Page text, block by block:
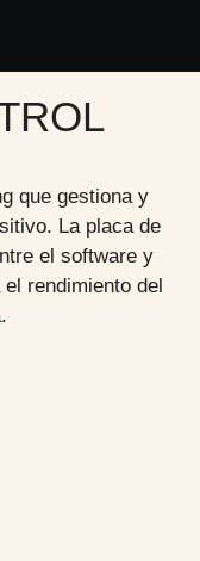
que gestiona y
La placa de
el software y
rendimiento del